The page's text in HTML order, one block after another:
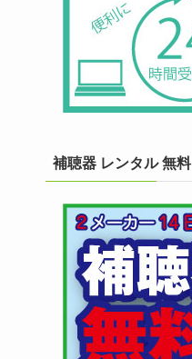
補聴器 レンタル 無料